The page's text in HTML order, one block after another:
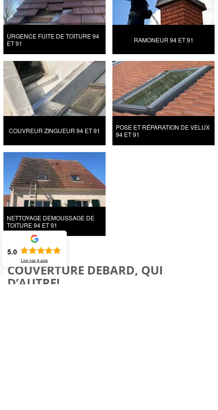
URGENCE FUITE DE TOITURE 94
ET 91
RAMONEUR 94 ET 91
COUVREUR ZINGUEUR 94 ET 91
POSE ET RÉPARATION DE VELUX
94 ET 91
NETTOYAGE DEMOUSSAGE DE
TOITURE 94 ET 91
COUVERTURE DEBARD, QUI
D’AUTRE!
5.0
Lire nos 8avis